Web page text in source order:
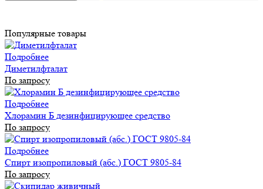
Популярные товары
Подробнее
Диметилфталат
По запросу
Подробнее
Хлорамин Б дезинфицирующее средство
По запросу
Подробнее
Спирт изопропиловый (абс.) ГОСТ 9805-84
По запросу